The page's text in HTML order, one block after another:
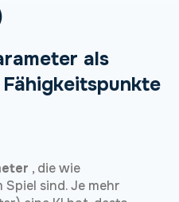
als
, die wie
Spiel sind. Je mehr